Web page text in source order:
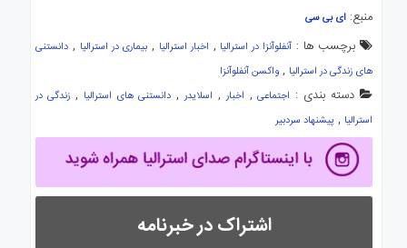
منبع: ای بی سی
برچسب ها : آنفلوآنزا در استرالیا , اخبار استرالیا , بیماری در استرالیا , دانستنی
های زندگی در استرالیا , واکسن آنفلوآنزا
دسته بندی : اجتماعی, اخبار, اسلایدر,دانستنی های استرالیا , زندگی در
استرالیا , پیشنهاد سردبیر
اشتراک در خبرنامه